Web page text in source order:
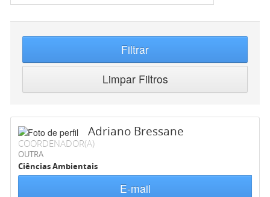
Filtrar
Limpar Filtros
Adriano Bressane
COORDENADOR(A)
OUTRA
Ciências Ambientais
E-mail